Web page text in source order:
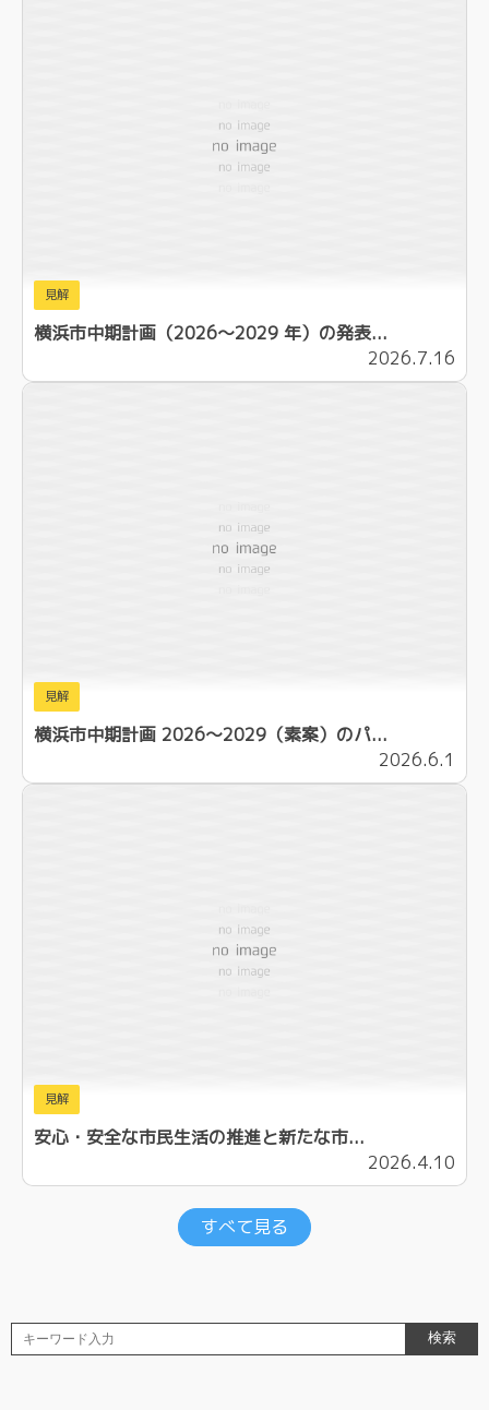
見解
横浜市中期計画（2026～2029 年）の発表...
2026.7.16
見解
横浜市中期計画 2026～2029（素案）のパ...
2026.6.1
見解
安心・安全な市民生活の推進と新たな市...
2026.4.10
すべて見る